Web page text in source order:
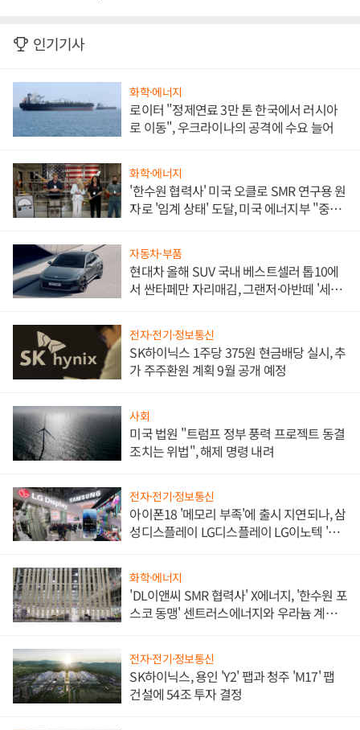
인기기사
화학·에너지
로이터 "정제연료 3만 톤 한국에서 러시아
로 이동", 우크라이나의 공격에 수요 늘어
화학·에너지
'한수원 협력사' 미국 오클로 SMR 연구용 원
자로 '임계 상태' 도달, 미국 에너지부 "중요
자동차·부품
현대차 올해 SUV 국내 베스트셀러 톱10에
서 싼타페만 자리매김, 그랜저·아반떼 '세단
전자·전기·정보통신
SK하이닉스 1주당 375원 현금배당 실시, 추
가 주주환원 계획 9월 공개 예정
사회
미국 법원 "트럼프 정부 풍력 프로젝트 동결
조치는 위법", 해제 명령 내려
전자·전기·정보통신
아이폰18 '메모리 부족'에 출시 지연되나, 삼
성디스플레이 LG디스플레이 LG이노텍 '탈
화학·에너지
'DL이앤씨 SMR 협력사' X에너지, '한수원 포
스코 동맹' 센트러스에너지와 우라늄 계약
전자·전기·정보통신
SK하이닉스, 용인 'Y2' 팹과 청주 'M17' 팹
건설에 54조 투자 결정